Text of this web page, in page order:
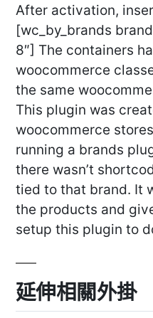
After activation,
[wc_by_brands
8″] The containers
woocommerce
the same
This plugin was
woocommerce
running a brands
there wasn’t
tied to that brand. It
the products and
setup this plugin to
延伸相關外掛